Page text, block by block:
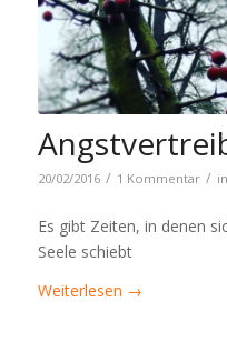
20/02/2016 / 1 Kommentar / in
Es gibt Zeiten, in denen
Seele schiebt
Weiterlesen →